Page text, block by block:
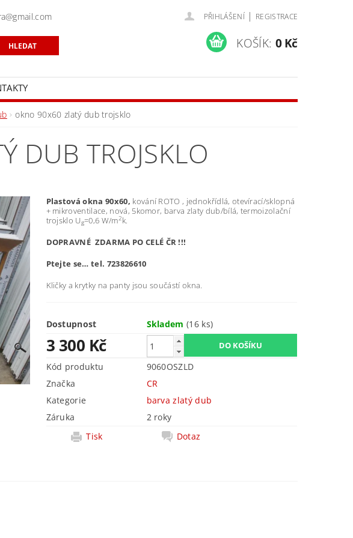
PŘIHLÁŠENÍ | REGISTRACE
KOŠÍK: 0 Kč
okno 90x60 zlatý dub trojsklo
DUB TROJSKLO
Plastová okna 90x60, kování ROTO , jednokřídlá, otevírací/sklopná
+ mikroventilace, nová, 5komor, barva zlaty dub/bílá, termoizolační
trojsklo Ug=0,6 W/m2k.
DOPRAVNÉ ZDARMA PO CELÉ ČR !!!
Ptejte se… tel. 723826610
Kličky a krytky na panty jsou součástí okna.
Dostupnost Skladem(16 ks)
3 300 Kč
Kód produktu
9060OSZLD
Značka
CR
Kategorie
barva zlatý dub
Záruka
2 roky
Tisk
Dotaz